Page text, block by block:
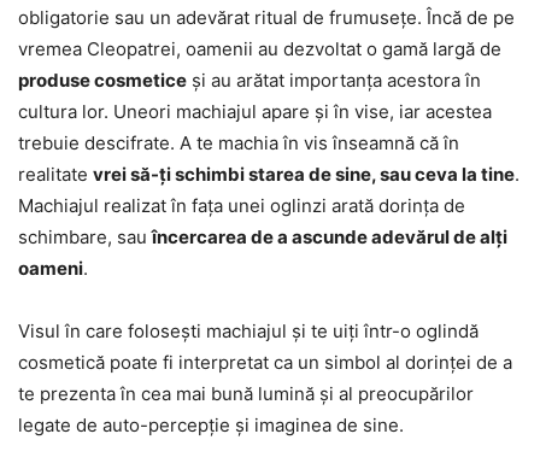
obligatorie sau un adevărat ritual de frumusețe. Încă de pe
vremea Cleopatrei, oamenii au dezvoltat o gamă largă de
produse cosmetice și au arătat importanța acestora în
cultura lor. Uneori machiajul apare și în vise, iar acestea
trebuie descifrate. A te machia în vis înseamnă că în
realitate vrei să-ți schimbi starea de sine, sau ceva la tine.
Machiajul realizat în fața unei oglinzi arată dorința de
schimbare, sauîncercarea de a ascunde adevărul de alți
oameni.
Visul în care folosești machiajul și te uiți într-o oglindă
cosmetică poate fi interpretat ca un simbol al dorinței de a
te prezenta în cea mai bună lumină și al preocupărilor
legate de auto-percepție și imaginea de sine.